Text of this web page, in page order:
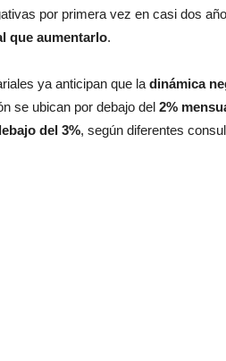
por primera vez en casi dos
que aumentarlo.
ya anticipan que la dinámica
se ubican por debajo del 2%
del 3%, según diferentes